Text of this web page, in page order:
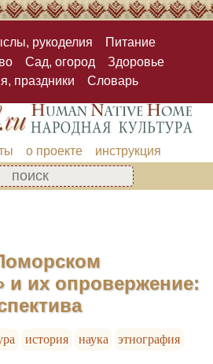
рукоделия
Питание
Сад, огород
Здоровье
праздники
Словарь
о проекте инструкция
и их опровержение:
история наука этнография